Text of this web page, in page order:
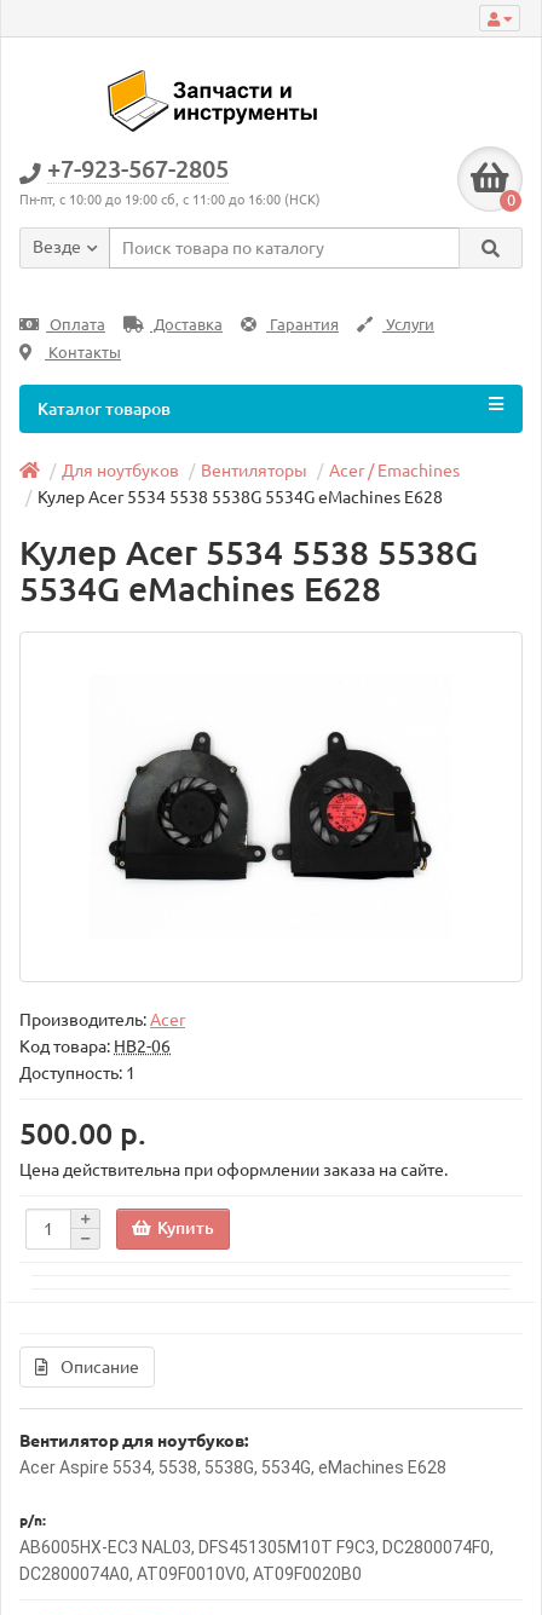
+7-923-567-2805
Пн-пт, с 10:00 до 19:00 сб, с 11:00 до 16:00 (НСК) 0
Везде
Оплата Доставка Гарантия
Услуги
Контакты
Каталог товаров
Для ноутбуков Вентиляторы
Acer / Emachines
Кулер Acer 5534 5538 5538G 5534G eMachines E628
Кулер Acer 5534 5538 5538G
5534G eMachines E628
Производитель:Acer
Код товара: НВ2-06
Доступность: 1
500.00 р.
Цена действительна при оформлении заказа на сайте.
Купить
Описание
Вентилятор для ноутбуков:
Acer Aspire 5534, 5538, 5538G, 5534G, eMachines E628
p/n:
AB6005HX-EC3 NAL03, DFS451305M10T F9C3, DC2800074F0,
DC2800074A0, AT09F0010V0, AT09F0020B0